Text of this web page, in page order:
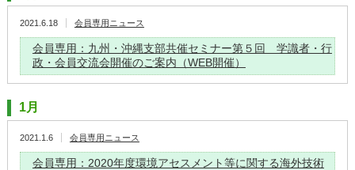
2021.6.18 会員専用ニュース
会員専用：九州・沖縄支部共催セミナー第５回 学識者・行
政・会員交流会開催のご案内（WEB開催）
1月
2021.1.6 会員専用ニュース
会員専用：2020年度環境アセスメント等に関する海外技術